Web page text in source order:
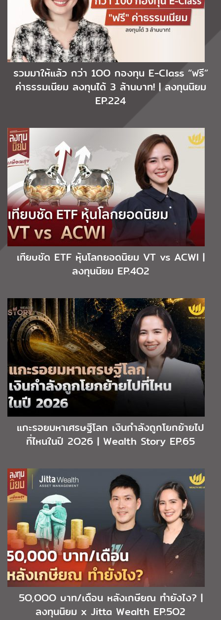
รวมมาให้แล้ว กว่า 1OO กองทุน E-Class “ฟรี”
ค่าธรรมเนียม ลงทุนได้ 3 ล้านบาท! | ลงทุนนิยม
EP.224
เทียบชัด ETF หุ้นโลกยอดนิยม VT vs ACWI |
ลงทุนนิยม EP.4O2
แกะรอยมหาเศรษฐีโลก เงินกำลังถูกโยกย้ายไป
ที่ไหนในปี 2O26 | Wealth Story EP.65
5O,OOO บาท/เดือน หลังเกษียณ ทำยังไง? |
ลงทุนนิยม x Jitta Wealth EP.5O2